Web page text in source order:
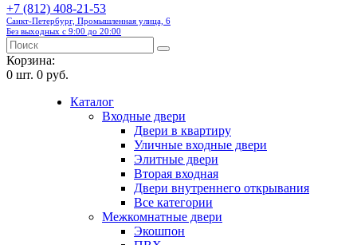
+7 (812) 408-21-53
Санкт-Петербург, Промышленная улица, 6
Без выходных с 9:00 до 20:00
Корзина:
0 шт. 0 руб.
Каталог
Входные двери
Двери в квартиру
Уличные входные двери
Элитные двери
Вторая входная
Двери внутреннего открывания
Все категории
Межкомнатные двери
Экошпон